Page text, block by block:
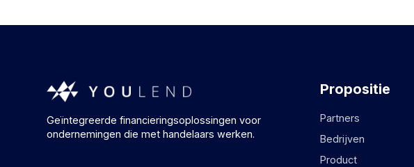
Geïntegreerde financieringsoplossingen voor
ondernemingen die met handelaars werken.
Propositie
Partners
Bedrijven
Product